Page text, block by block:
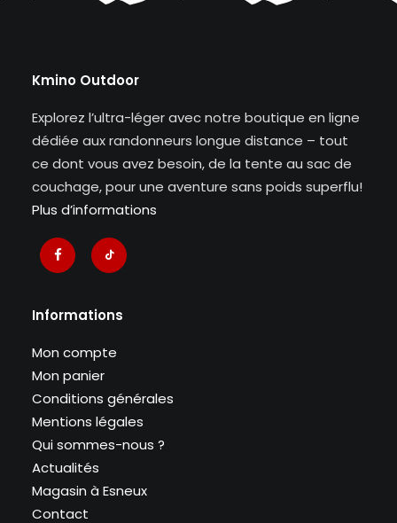
Kmino Outdoor
Explorez l’ultra-léger avec notre boutique en ligne
dédiée aux randonneurs longue distance – tout
ce dont vous avez besoin, de la tente au sac de
couchage, pour une aventure sans poids superflu!
Plus d’informations
Informations
Mon compte
Mon panier
Conditions générales
Mentions légales
Qui sommes-nous ?
Actualités
Magasin à Esneux
Contact